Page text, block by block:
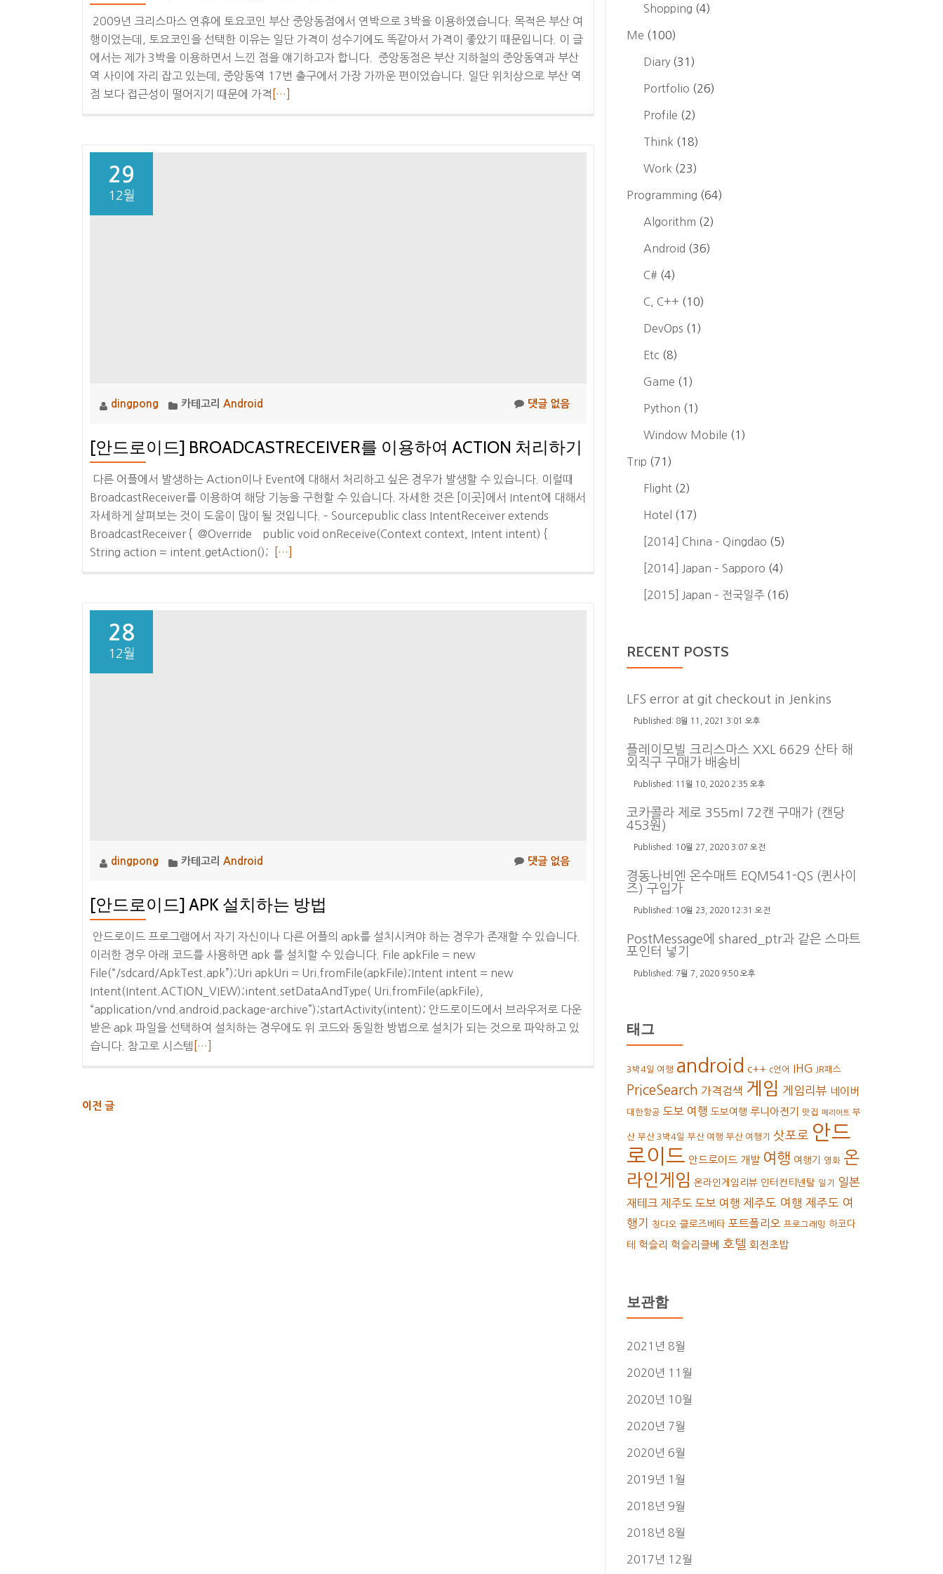
2009년 크리스마스 연휴에 토요코인 부산 중앙동점에서 연박으로 3박을 이용하였습니다. 목적은 부산 여
행이었는데, 토요코인을 선택한 이유는 일단 가격이 성수기에도 똑같아서 가격이 좋았기 때문입니다. 이 글
에서는 제가 3박을 이용하면서 느낀 점을 얘기하고자 합니다. 중앙동점은 부산 지하철의 중앙동역과 부산
역 사이에 자리 잡고 있는데, 중앙동역 17번 출구에서 가장 가까운 편이었습니다. 일단 위치상으로 부산 역
점 보다 접근성이 떨어지기 때문에 가격 더
[…]
29
12월
dingpong 카테고리 Android 댓글 없음
[안드로이드] BROADCASTRECEIVER를 이용하여 ACTION 처리하기
다른 어플에서 발생하는 Action이나 Event에 대해서 처리하고 싶은 경우가 발생할 수 있습니다. 이럴때
BroadcastReceiver를 이용하여 해당 기능을 구현할 수 있습니다. 자세한 것은 [이곳]에서 Intent에 대해서
자세하게 살펴보는 것이 도움이 많이 될 것입니다. – Sourcepublic class IntentReceiver extends
BroadcastReceiver { @Override public void onReceive(Context context, Intent intent) {
String action = intent.getAction();
더[…]
28
12월
dingpong 카테고리 Android 댓글 없음
[안드로이드] APK 설치하는 방법
안드로이드 프로그램에서 자기 자신이나 다른 어플의 apk를 설치시켜야 하는 경우가 존재할 수 있습니다.
이러한 경우 아래 코드를 사용하면 apk 를 설치할 수 있습니다. File apkFile = new
File(“/sdcard/ApkTest.apk”);Uri apkUri = Uri.fromFile(apkFile);Intent intent = new
Intent(Intent.ACTION_VIEW);intent.setDataAndType( Uri.fromFile(apkFile),
“application/vnd.android.package-archive”);startActivity(intent); 안드로이드에서 브라우저로 다운
받은 apk 파일을 선택하여 설치하는 경우에도 위 코드와 동일한 방법으로 설치가 되는 것으로 파악하고 있
습니다. 참고로 시스템 더
[…]
글
이전 글
Shopping (4)
Me (100)
Diary (31)
Portfolio (26)
Profile (2)
Think (18)
Work (23)
Programming (64)
Algorithm (2)
Android (36)
C# (4)
C, C++ (10)
DevOps (1)
Etc (8)
Game (1)
Python (1)
Window Mobile (1)
Trip (71)
Flight (2)
Hotel (17)
[2014] China – Qingdao (5)
[2014] Japan – Sapporo (4)
[2015] Japan – 전국일주 (16)
RECENT POSTS
LFS error at git checkout in Jenkins
8월 11, 2021 3:01 오후
플레이모빌 크리스마스 XXL 6629 산타 해
외직구 구매가 배송비
11월 10, 2020 2:35 오후
코카콜라 제로 355ml 72캔 구매가 (캔당
453원)
10월 27, 2020 3:07 오전
경동나비엔 온수매트 EQM541-QS (퀸사이
즈) 구입가
10월 23, 2020 12:31 오전
PostMessage에 shared_ptr과 같은 스마트
포인터 넣기
7월 7, 2020 9:50 오후
태그
3박4일 여행 android c++ c언어 IHG JR패스
PriceSearch 가격검색 게임 게임리뷰 네이버
대한항공 도보 여행 도보여행 루니아전기 맛집 메리어트 부
산 부산 3박4일 부산 여행 부산 여행기 삿포로 안드
로이드 안드로이드 개발 여행 여행기 영화 온
라인게임 온라인게임리뷰 인터컨티넨탈 일기
일본
재테크 제주도 도보 여행 제주도 여행 제주도 여
행기
칭다오 클로즈베타 포트폴리오 프로그래밍 하코다
테 헉슬리 헉슬리클베 호텔 회전초밥
보관함
2021년 8월
2020년 11월
2020년 10월
2020년 7월
2020년 6월
2019년 1월
2018년 9월
2018년 8월
2017년 12월